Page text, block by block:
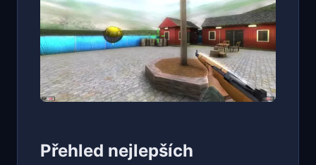
Přehled nejlepších